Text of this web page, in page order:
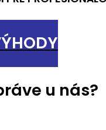
u nás?